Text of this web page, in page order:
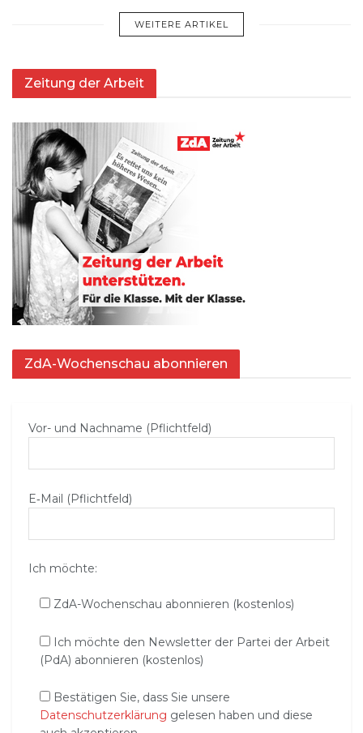
WEITERE ARTIKEL
Zeitung der Arbeit
ZdA-Wochenschau abonnieren
Vor- und Nachname (Pflichtfeld)
E‑Mail (Pflichtfeld)
Ich möchte:
ZdA-Wochenschau abonnieren (kostenlos)
Ich möchte den Newsletter der Partei der Arbeit
(PdA) abonnieren (kostenlos)
Bestätigen Sie, dass Sie unsere
Datenschutzerklärung gelesen haben und diese